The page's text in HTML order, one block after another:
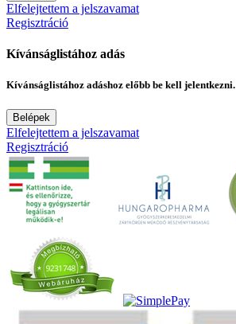
Elfelejtettem a jelszavamat
Regisztráció
Kívánságlistához adás
Kívánságlistához adáshoz előbb be kell jelentkezni.
Belépek
Elfelejtettem a jelszavamat
Regisztráció